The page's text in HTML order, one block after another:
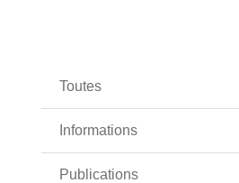
Toutes
Informations
Publications